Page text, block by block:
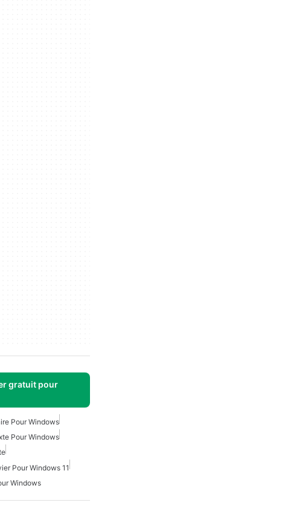
gratuit pour
Pour Windows
Pour Windows
Pour Windows 11
Windows